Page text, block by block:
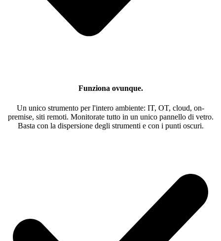
Funziona ovunque.
Un unico strumento per l'intero ambiente: IT, OT, cloud, on-
premise, siti remoti. Monitorate tutto in un unico pannello di vetro.
Basta con la dispersione degli strumenti e con i punti oscuri.